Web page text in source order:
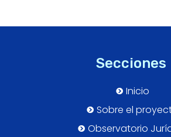
Secciones
Inicio
Sobre el
Observatorio